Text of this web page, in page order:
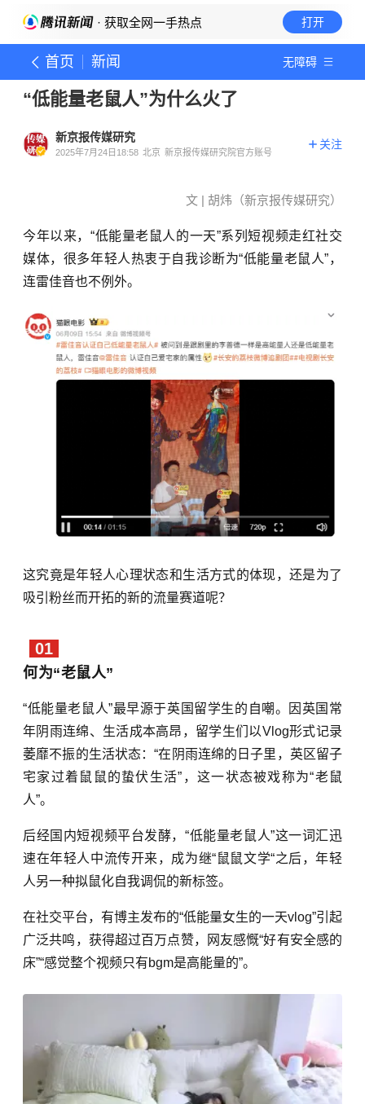
· 获取全网一手热点 打开
首页 新闻 无障碍
“低能量老鼠人”为什么火了
新京报传媒研究
2025年7月24日18:58 北京 新京报传媒研究院官方账号
关注
文 | 胡炜（新京报传媒研究）
今年以来，“低能量老鼠人的一天”系列短视频走红社交
媒体，很多年轻人热衷于自我诊断为“低能量老鼠人”，
连雷佳音也不例外。
这究竟是年轻人心理状态和生活方式的体现，还是为了
吸引粉丝而开拓的新的流量赛道呢？
01
何为“老鼠人”
“低能量老鼠人”最早源于英国留学生的自嘲。因英国常
年阴雨连绵、生活成本高昂，留学生们以Vlog形式记录
萎靡不振的生活状态：“在阴雨连绵的日子里，英区留子
宅家过着鼠鼠的蛰伏生活”，这一状态被戏称为“老鼠
人”。
后经国内短视频平台发酵，“低能量老鼠人”这一词汇迅
速在年轻人中流传开来，成为继“鼠鼠文学“之后，年轻
人另一种拟鼠化自我调侃的新标签。
在社交平台，有博主发布的“低能量女生的一天vlog”引起
广泛共鸣，获得超过百万点赞，网友感慨“好有安全感的
床”“感觉整个视频只有bgm是高能量的”。